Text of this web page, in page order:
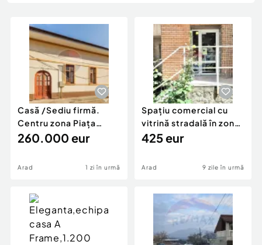
Animale de companie
Afaceri și echipamente profesionale
Inchiriere Bunuri si Vehicule
Piese auto si accesorii
Dacia Duster
Casă /Sediu firmă.
Centru zona Piața
Catedralei. Teren...
260.000 eur
Arad 1 zi în urmă
Spațiu comercial cu
vitrină stradală în zona
Fortuna
425 eur
Arad 9 zile în urmă